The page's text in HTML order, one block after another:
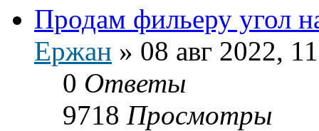
Продам фильеру угол
Ержан » 08 авг 2022,
0 Ответы
9718 Просмотры